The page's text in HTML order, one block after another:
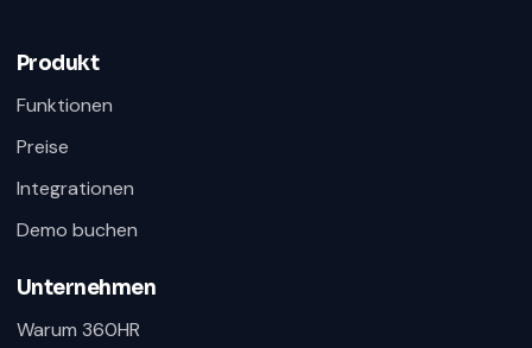
Produkt
Funktionen
Preise
Integrationen
Demo buchen
Unternehmen
Warum 360HR